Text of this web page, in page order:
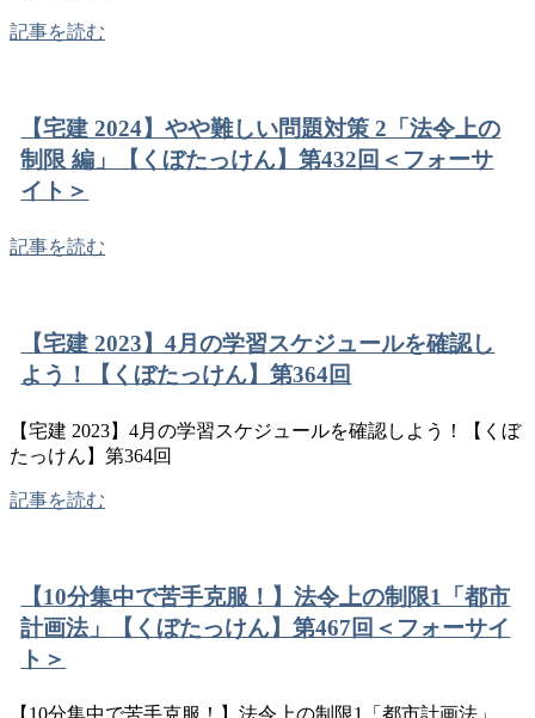
記事を読む
【宅建 2024】やや難しい問題対策 2「法令上の
制限 編」【くぼたっけん】第432回＜フォーサ
イト＞
記事を読む
【宅建 2023】4月の学習スケジュールを確認し
よう！【くぼたっけん】第364回
【宅建 2023】4月の学習スケジュールを確認しよう！【くぼ
たっけん】第364回
記事を読む
【10分集中で苦手克服！】法令上の制限1「都市
計画法」【くぼたっけん】第467回＜フォーサイ
ト＞